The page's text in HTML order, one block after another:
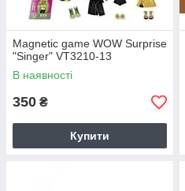
Magnetic game WOW Surprise
"Singer" VT3210-13
В наявності
350 ₴
Купити